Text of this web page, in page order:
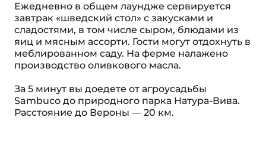
Ежедневно в общем лаундже сервируется
завтрак «шведский стол» с закусками и
сладостями, в том числе сыром, блюдами из
яиц и мясным ассорти. Гости могут отдохнуть в
меблированном саду. На ферме налажено
производство оливкового масла.
За 5 минут вы доедете от агроусадьбы
Sambuco до природного парка Натура-Вива.
Расстояние до Вероны — 20 км.